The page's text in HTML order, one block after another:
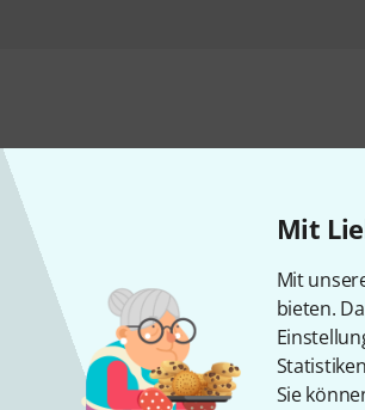
Mit
Mit
bieten.
Sie